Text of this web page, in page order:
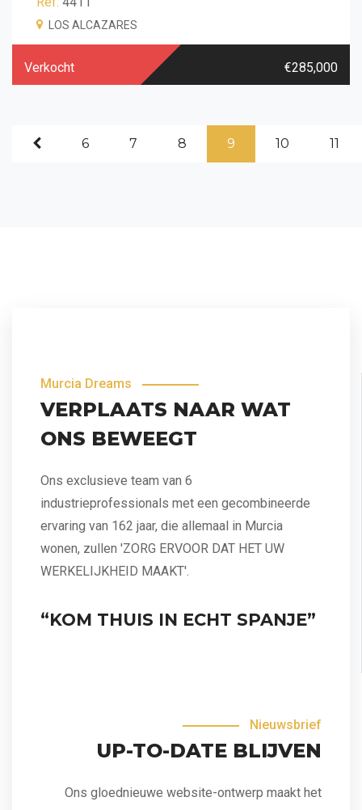
LOS ALCAZARES
Verkocht €285,000
6 7 8 9 10 11
Murcia Dreams
VERPLAATS NAAR WAT
ONS BEWEEGT
Ons exclusieve team van 6
industrieprofessionals met een gecombineerde
ervaring van 162 jaar, die allemaal in Murcia
wonen, zullen 'ZORG ERVOOR DAT HET UW
WERKELIJKHEID MAAKT'.
“KOM THUIS IN ECHT SPANJE”
Nieuwsbrief
UP-TO-DATE BLIJVEN
Ons gloednieuwe website-ontwerp maakt het